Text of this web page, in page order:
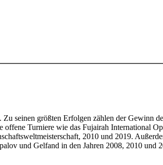
seinen größten Erfolgen zählen der Gewinn
Turniere wie das Fujairah International
2010 und 2019.
und Gelfand in den Jahren 2008, 2010 und